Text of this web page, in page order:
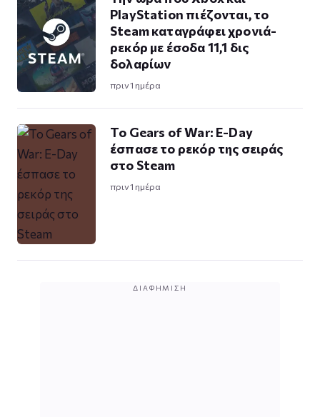
PlayStation πιέζονται, το
Steam καταγράφει χρονιά-
ρεκόρ με έσοδα 11,1 δις
δολαρίων
πριν 1 ημέρα
Το Gears of War: E-Day
έσπασε το ρεκόρ της σειράς
στο Steam
πριν 1 ημέρα
ΔΙΑΦΉΜΙΣΗ